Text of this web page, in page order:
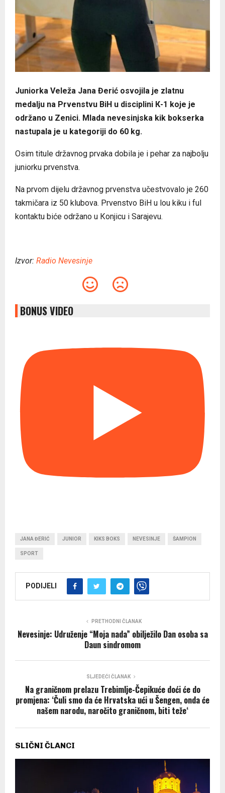
Juniorka Veleža Jana Đerić osvojila je zlatnu
medalju na Prvenstvu BiH u disciplini К-1 koje je
održano u Zenici. Mlada nevesinjska kik bokserka
nastupala je u kategoriji do 60 kg.
Osim titule državnog prvaka dobila je i pehar za najbolju
juniorku prvenstva.
Na prvom dijelu državnog prvenstva učestvovalo je 260
takmičara iz 50 klubova. Prvenstvo BiH u lou kiku i ful
kontaktu biće održano u Кonjicu i Sarajevu.
Izvor: Radio Nevesinje
BONUS VIDEO
JANA ĐERIĆ JUNIOR KIKS BOKS NEVESINJE ŠAMPION
SPORT
PODIJELI
PRETHODNI ČLANAK
Nevesinje: Udruženje “Moja nada” obilježilo Dan osoba sa
Daun sindromom
SLJEDEĆI ČLANAK
Na graničnom prelazu Trebimlje-Čepikuće doći će do
promjena: ‘Čuli smo da će Hrvatska ući u Šengen, onda će
našem narodu, naročito graničnom, biti teže‘
SLIČNI ČLANCI